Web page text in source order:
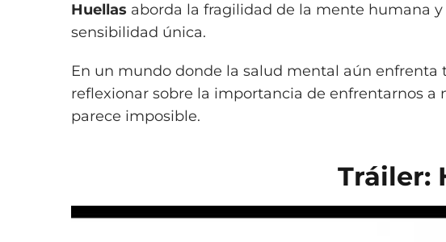
Huellas aborda la fragilidad de la mente humana
sensibilidad única.
En un mundo donde la salud mental aún enfrenta
reflexionar sobre la importancia de enfrentarnos a
parece imposible.
Tráiler: